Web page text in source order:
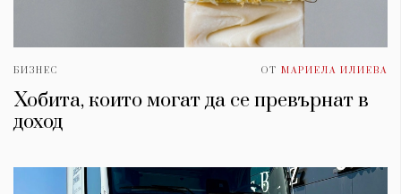
БИЗНЕС ОТ МАРИЕЛА ИЛИЕВА
Хобита, които могат да се превърнат в
доход